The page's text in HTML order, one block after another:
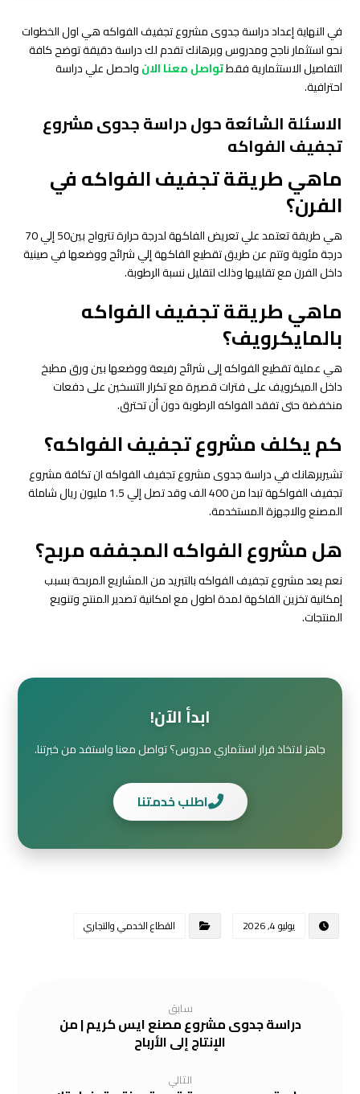
في النهاية إعداد دراسة جدوى مشروع تجفيف الفواكه هي اول الخطوات
نحو استثمار ناجح ومدروس وبرهانك تقدم لك دراسة دقيقة توضح كافة
التفاصيل الاستثمارية فقطتواصل معنا الانواحصل علي دراسة
احترافية.
الاسئلة الشائعة حول دراسة جدوى مشروع
تجفيف الفواكه
ماهي طريقة تجفيف الفواكه في
الفرن؟
هي طريقة تعتمد علي تعريض الفاكهة لدرجة حرارة تترواح بين50 إلي 70
درجة مئوية وتتم عن طريق تقطيع الفاكهة إلي شرائح ووضعها في صينية
داخل الفرن مع تقليبها وذلك لتقليل نسبة الرطوبة.
ماهي طريقة تجفيف الفواكه
بالمايكرويف؟
هي عملية تقطيع الفواكه إلى شرائح رفيعة ووضعها بين ورق مطبخ
داخل الميكرويف على فترات قصيرة مع تكرار التسخين على دفعات
منخفضة حتى تفقد الفواكه الرطوبة دون أن تحترق.
كم يكلف مشروع تجفيف الفواكه؟
تشيربرهانك في دراسة جدوى مشروع تجفيف الفواكه ان تكافة مشروع
تجفيف الفواكهة تبدا من 400 الف وقد تصل إلي 1.5 مليون ريال شاملة
المصنع والاجهزة المستخدمة.
هل مشروع الفواكه المجففه مربح؟
نعم يعد مشروع تجفيف الفواكه بالتبريد من المشاريع المربحة بسبب
إمكانية تخزين الفاكهة لمدة اطول مع امكانية تصدير المنتج وتنويع
المنتجات.
ابدأ الآن!
جاهز لاتخاذ قرار استثماري مدروس؟ تواصل معنا واستفد من خبرتنا.
اطلب خدمتنا
يوليو 4, 2026 القطاع الخدمي والتجاري
سابق
دراسة جدوى مشروع مصنع ايس كريم | من
الإنتاج إلى الأرباح
التالي